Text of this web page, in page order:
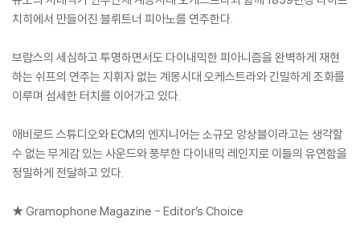
치히에서 만들어진 블뤼트너 피아노를 연주한다.
브람스의 세심하고 투명하면서도 다이내믹한 피아니즘을 완벽하게 재현
하는 쉬프의 연주는 지휘자 없는 계몽시대 오케스트라와 긴밀하게 조화를
이루며 섬세한 터치를 이어가고 있다.
애비로드 스튜디오와 ECM의 엔지니어는 소규모 앙상블이라고는 생각할
수 없는 무게감 있는 사운드와 풍부한 다이내믹 레인지로 이들의 유연함을
정밀하게 전달하고 있다.
★ Gramophone Magazine - Editor’s Choice